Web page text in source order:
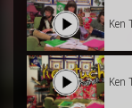
Ken
Ken